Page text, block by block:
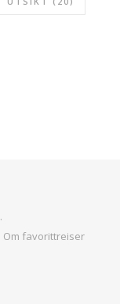
.
Om favorittreiser